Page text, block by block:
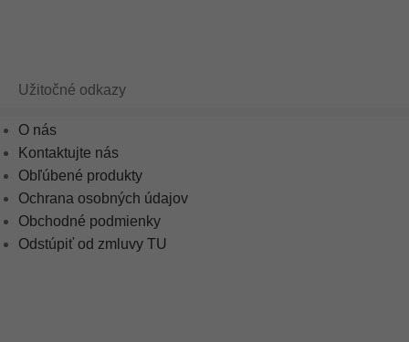
Užitočné odkazy
O nás
Kontaktujte nás
Obľúbené produkty
Ochrana osobných údajov
Obchodné podmienky
Odstúpiť od zmluvy TU